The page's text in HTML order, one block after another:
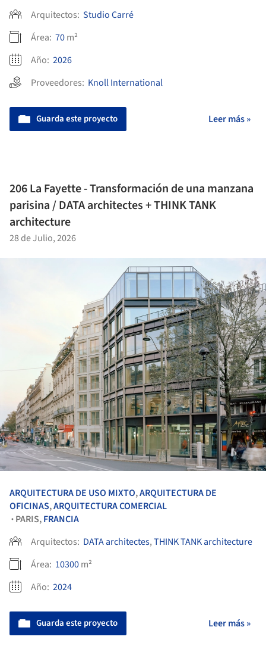
Arquitectos: Studio Carré
Área: 70m²
Año: 2026
Proveedores: Knoll International
Guarda este proyecto Leer más »
206 La Fayette - Transformación de una manzana
parisina / DATA architectes + THINK TANK
architecture
28 de Julio, 2026
ARQUITECTURA DE USO MIXTO,ARQUITECTURA DE
OFICINAS,ARQUITECTURA COMERCIAL
• PARIS,FRANCIA
Arquitectos: DATA architectes,THINK TANK architecture
Área: 10300m²
Año: 2024
Guarda este proyecto Leer más »